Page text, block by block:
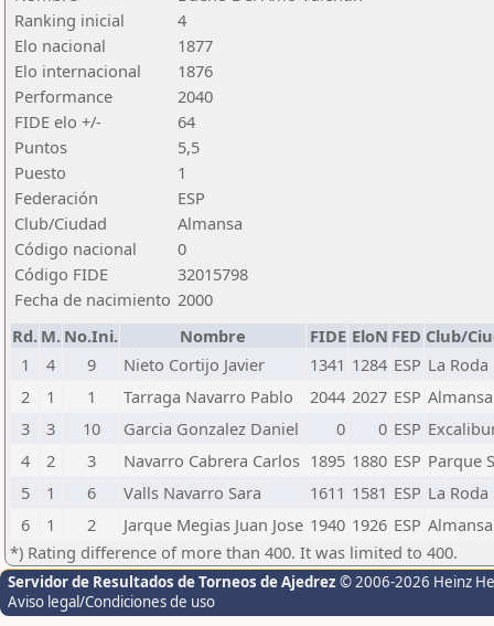
Ranking inicial
4
Elo nacional
1877
Elo internacional
1876
Performance
2040
FIDE elo +/-
64
Puntos
5,5
Puesto
1
Federación
ESP
Club/Ciudad
Almansa
Código nacional
0
Código FIDE
32015798
Fecha de nacimiento 2000
Rd. M. No.Ini. Nombre FIDE EloN FED Club/
1
4 9 Nieto Cortijo Javier 1341 1284 ESP La Roda
2
1 1 Tarraga Navarro Pablo 2044 2027 ESP Almansa
3
3 10 Garcia Gonzalez Daniel 0 0 ESP
4
2 3 Navarro Cabrera Carlos 1895 1880 ESP Parque
5
1 6 Valls Navarro Sara 1611 1581 ESP La Roda
6
1 2 Jarque Megias Juan Jose 1940 1926 ESP Almansa
*) Rating difference of more than 400. It was limited to 400.
Servidor de Resultados de Torneos de Ajedrez © 2006-2026 Heinz
Aviso legal/Condiciones de uso